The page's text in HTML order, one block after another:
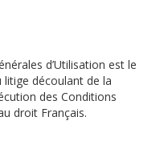
d’Utilisation est le
découlant de la
des Conditions
droit Français.